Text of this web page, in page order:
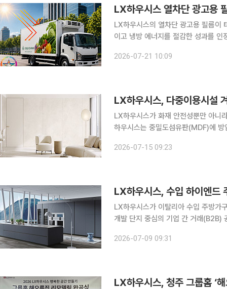
LX하우시스 열차단 광고용
LX하우시스의 열차단 광고용 필름이
이고 냉방 에너지를 절감한 성과를 인정받았다. LX하우시스는 자사의 ‘열차단
과 지붕 유리창 등에 부착해 태양광을
2026-07-21 10:09
LX하우시스, 다중이용시설
LX하우시스가 화재 안전성뿐만 아니
하우시스는 중밀도섬유판(MDF)에
합해 필름 자체에 난연성을 부여하는
2026-07-15 09:23
LX하우시스, 수입 하이엔드
LX하우시스가 이탈리아 수입 주방가
개발 단지 중심의 기업 간 거래(B2B)
드 주방가구 ‘라스텔리’와 ‘쿠치네 루
2026-07-09 09:31
LX하우시스, 청주 그룹홈 ‘